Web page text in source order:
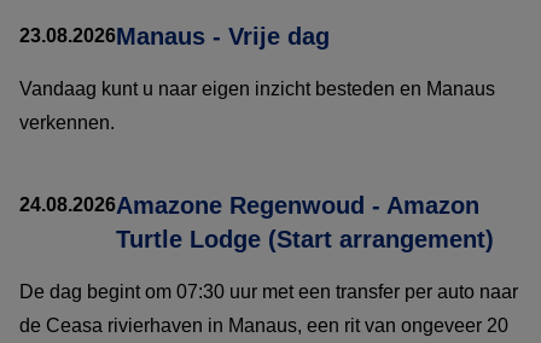
23.08.2026Manaus - Vrije dag
Vandaag kunt u naar eigen inzicht besteden en Manaus
verkennen.
24.08.2026Amazone Regenwoud - Amazon
Turtle Lodge (Start arrangement)
De dag begint om 07:30 uur met een transfer per auto naar
de Ceasa rivierhaven in Manaus, een rit van ongeveer 20